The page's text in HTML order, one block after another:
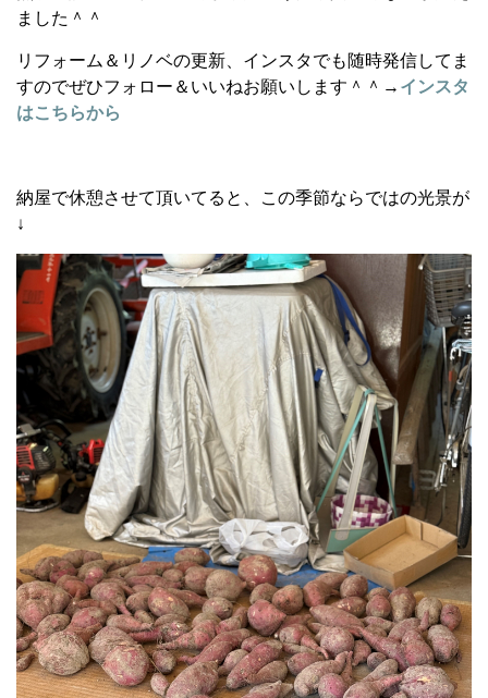
ました＾＾
リフォーム＆リノベの更新、インスタでも随時発信してま
すのでぜひフォロー＆いいねお願いします＾＾→ インスタ
はこちらから
納屋で休憩させて頂いてると、この季節ならではの光景が
↓